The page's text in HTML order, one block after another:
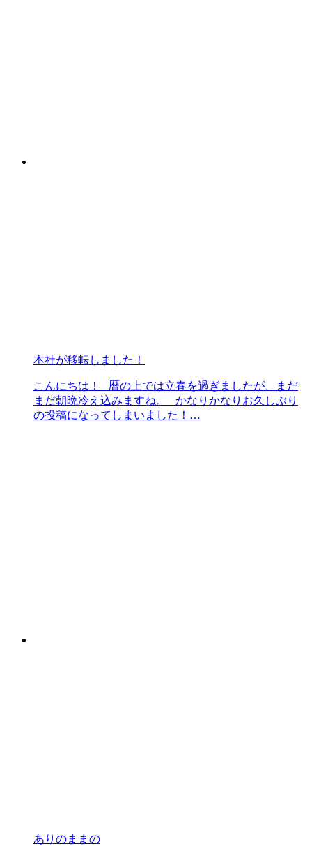
本社が移転しました！
こんにちは！ 暦の上では立春を過ぎましたが、まだ
まだ朝晩冷え込みますね。 かなりかなりお久しぶり
の投稿になってしまいました！…
ありのままの